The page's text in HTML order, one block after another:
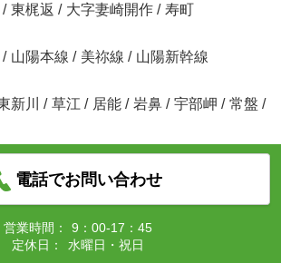
/ 東梶返 / 大字妻崎開作 / 寿町
/ 山陽本線 / 美祢線 / 山陽新幹線
新川 / 草江 / 居能 / 岩鼻 / 宇部岬 / 常盤 /
電話でお問い合わせ
営業時間：
9：00-17：45
定休日：
水曜日・祝日